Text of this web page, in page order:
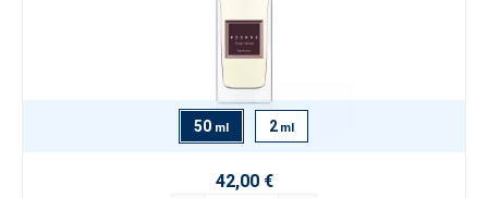
50 ml 2 ml
42,00 €